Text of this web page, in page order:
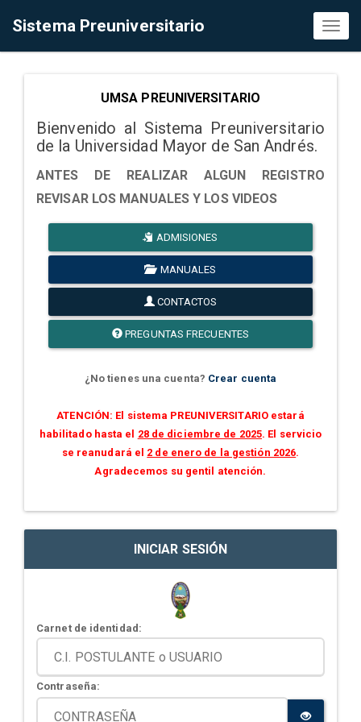
Sistema Preuniversitario
UMSA PREUNIVERSITARIO
Bienvenido al Sistema Preuniversitario
de la Universidad Mayor de San Andrés.
ANTES DE REALIZAR ALGUN REGISTRO
REVISAR LOS MANUALES Y LOS VIDEOS
ADMISIONES
MANUALES
CONTACTOS
PREGUNTAS FRECUENTES
¿No tienes una cuenta? Crear cuenta
ATENCIÓN: El sistema PREUNIVERSITARIO estará
habilitado hasta el 28 de diciembre de 2025. El servicio
se reanudará el 2 de enero de la gestión 2026.
Agradecemos su gentil atención.
INICIAR SESIÓN
Carnet de identidad:
Contraseña: